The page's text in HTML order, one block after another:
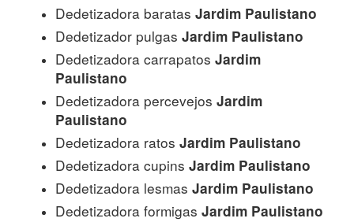
Dedetizadora baratas Jardim Paulistano
Dedetizador pulgas Jardim Paulistano
Dedetizadora carrapatos Jardim
Paulistano
Dedetizadora percevejos Jardim
Paulistano
Dedetizadora ratos Jardim Paulistano
Dedetizadora cupins Jardim Paulistano
Dedetizadora lesmas Jardim Paulistano
Dedetizadora formigas Jardim Paulistano